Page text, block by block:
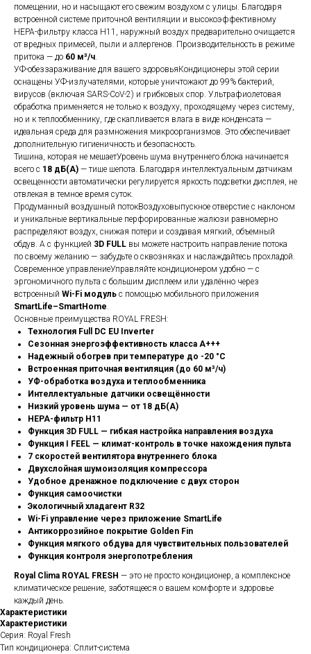
помещении, но и насыщают его свежим воздухом с улицы. Благодаря
встроенной системе приточной вентиляции и высокоэффективному
HEPA-фильтру класса H11, наружный воздух предварительно очищается
от вредных примесей, пыли и аллергенов. Производительность в режиме
притока — до 60 м³/ч.
УФ-обеззараживание для вашего здоровьяКондиционеры этой серии
оснащены УФ-излучателями, которые уничтожают до 99% бактерий,
вирусов (включая SARS-CoV-2) и грибковых спор. Ультрафиолетовая
обработка применяется не только к воздуху, проходящему через систему,
но и к теплообменнику, где скапливается влага в виде конденсата —
идеальная среда для размножения микроорганизмов. Это обеспечивает
дополнительную гигиеничность и безопасность.
Тишина, которая не мешаетУровень шума внутреннего блока начинается
всего с 18 дБ(А) — тише шепота. Благодаря интеллектуальным датчикам
освещенности автоматически регулируется яркость подсветки дисплея, не
отвлекая в темное время суток.
Продуманный воздушный потокВоздуховыпускное отверстие с наклоном
и уникальные вертикальные перфорированные жалюзи равномерно
распределяют воздух, снижая потери и создавая мягкий, объемный
обдув. А с функцией 3D FULL вы можете настроить направление потока
по своему желанию — забудьте о сквозняках и наслаждайтесь прохладой.
Современное управлениеУправляйте кондиционером удобно — с
эргономичного пульта с большим дисплеем или удалённо через
встроенный Wi-Fi модуль с помощью мобильного приложения
SmartLife–SmartHome.
Основные преимущества ROYAL FRESH:
Технология Full DC EU Inverter
Сезонная энергоэффективность класса A+++
Надежный обогрев при температуре до -20 °C
Встроенная приточная вентиляция (до 60 м³/ч)
УФ-обработка воздуха и теплообменника
Интеллектуальные датчики освещённости
Низкий уровень шума — от 18 дБ(А)
HEPA-фильтр H11
Функция 3D FULL — гибкая настройка направления воздуха
Функция I FEEL — климат-контроль в точке нахождения пульта
7 скоростей вентилятора внутреннего блока
Двухслойная шумоизоляция компрессора
Удобное дренажное подключение с двух сторон
Функция самоочистки
Экологичный хладагент R32
Wi-Fi управление через приложение SmartLife
Антикоррозийное покрытие Golden Fin
Функция мягкого обдува для чувствительных пользователей
Функция контроля энергопотребления
Royal Clima ROYAL FRESH — это не просто кондиционер, а комплексное
климатическое решение, заботящееся о вашем комфорте и здоровье
каждый день.
Характеристики
Характеристики
Серия: Royal Fresh
Тип кондиционера: Сплит-система